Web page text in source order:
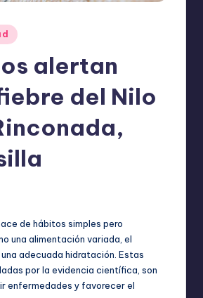
alertan
del Nilo
de hábitos simples pero
una alimentación variada, el
adecuada hidratación. Estas
por la evidencia científica, son
enfermedades y favorecer el